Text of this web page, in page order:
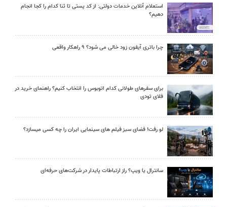
استعلام آنلاین خدمات دولتی: از کد پستی تا ثنا کدام را کجا انجام
دهیم؟
چرا باتری آیفون زود خالی می شود؟ ۹ راهکار واقعی
برای سفرهای طولانی کدام اتوبوس را انتخاب کنیم؟ راهنمای خرید در
فلای تودی
لو رفت! فضای سبز فیلم های سینمایی ایران را چه کسی میسازد؟
سانترال یا ویپ؟ راز ارتباطات پایدار در شرکت‌های حرفه‌ای